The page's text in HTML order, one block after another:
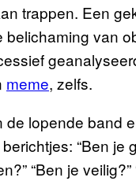
trappen. Een
belichaming van
meme, zelfs.
de lopende band
“Ben je
“Ben je